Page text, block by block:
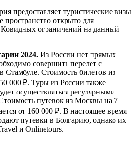
предоставляет туристические визы
пространство открыто для
Ковидных ограничений на данный
2024. Из России нет прямых
совершить перелет с
Стамбуле. Стоимость билетов из
000 ₽. Туры из России также
осуществляться регулярными
путевок из Москвы на 7
от 160 000 ₽. В настоящее время
путевки в Болгарию, однако их
и Onlinetours.